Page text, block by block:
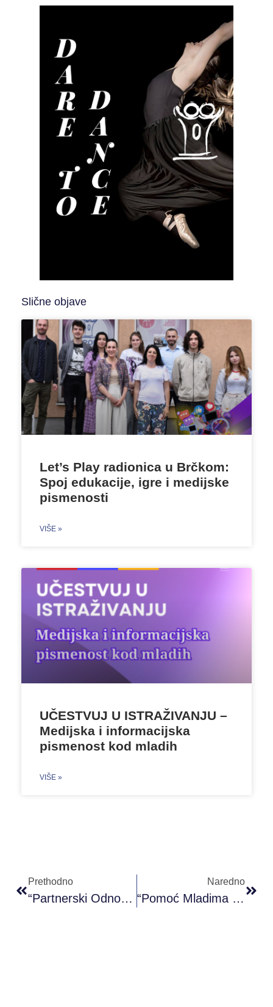
Slične objave
Let’s Play radionica u Brčkom:
Spoj edukacije, igre i medijske
pismenosti
VIŠE »
UČESTVUJ U ISTRAŽIVANJU –
Medijska i informacijska
pismenost kod mladih
VIŠE »
Prethodno
“Partnerski Odnosi U Emotivnim Vezama” – POK Sarajevo
Naredno
“Pomoć Mladima Bez Roditeljskog Staranja” – POK Sarajevo